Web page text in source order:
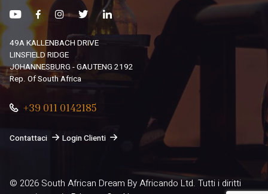
49A KALLENBACH DRIVE
LINSFIELD RIDGE
JOHANNESBURG - GAUTENG 2192
Rep. Of South Africa
+39 011 0142185
Contattaci Login Clienti
© 2026 South African Dream By Africando Ltd. Tutti i diritti